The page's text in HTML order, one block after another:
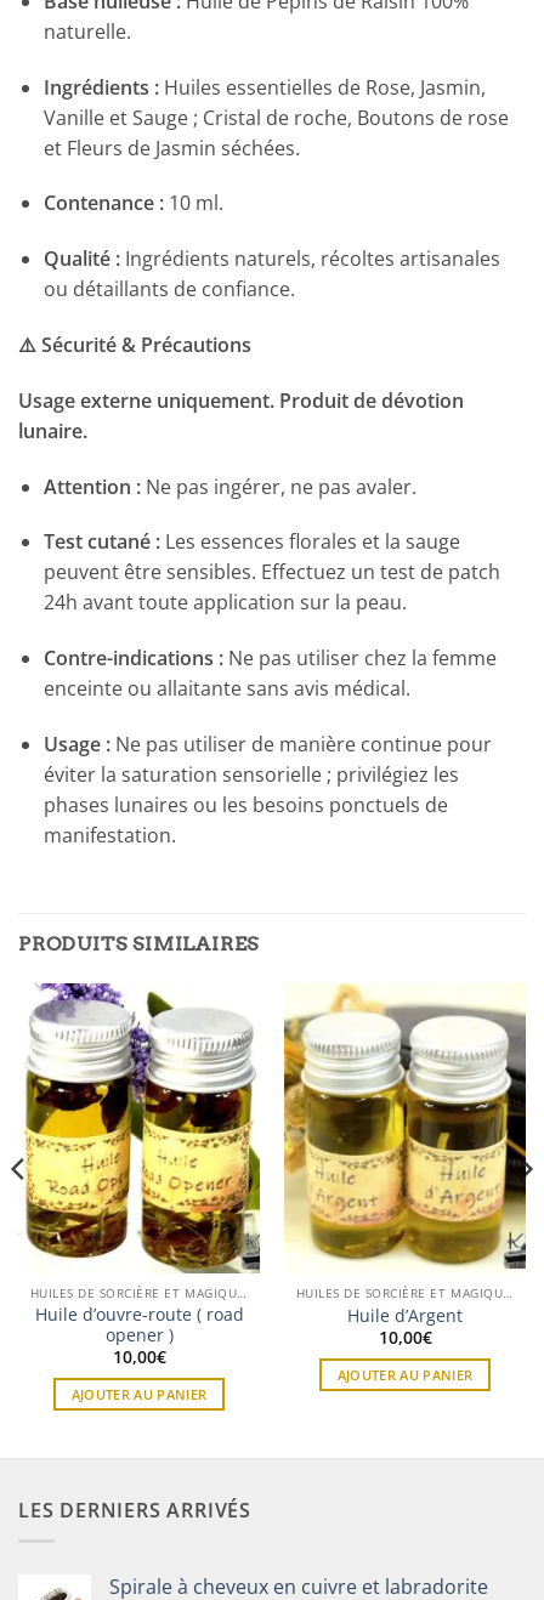
naturelle.
Ingrédients :Huiles essentielles de Rose, Jasmin,
Vanille et Sauge ; Cristal de roche, Boutons de rose
et Fleurs de Jasmin séchées.
Contenance :10 ml.
Qualité :Ingrédients naturels, récoltes artisanales
ou détaillants de confiance.
⚠️ Sécurité & Précautions
Usage externe uniquement. Produit de dévotion
lunaire.
Attention :Ne pas ingérer, ne pas avaler.
Test cutané :Les essences florales et la sauge
peuvent être sensibles. Effectuez un test de patch
24h avant toute application sur la peau.
Contre-indications :Ne pas utiliser chez la femme
enceinte ou allaitante sans avis médical.
Usage :Ne pas utiliser de manière continue pour
éviter la saturation sensorielle ; privilégiez les
phases lunaires ou les besoins ponctuels de
manifestation.
PRODUITS SIMILAIRES
HUILES DE SORCIÈRE ET MAGIQUES
Huile d’ouvre-route ( road
opener )
10,00€
AJOUTER AU PANIER
HUILES DE SORCIÈRE ET MAGIQUES
Huile d’Argent
10,00€
AJOUTER AU PANIER
LES DERNIERS ARRIVÉS
Spirale à cheveux en cuivre et labradorite